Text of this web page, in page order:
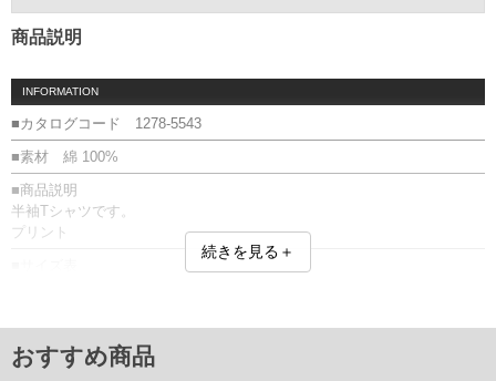
商品説明
INFORMATION
■カタログコード 1278-5543
■素材 綿 100%
■商品説明
半袖Tシャツです。
プリント
4L/140/80/140/60/25
5L/150/82/150/62/26
6L/160/84/160/64/27
続きを見る＋
おすすめ商品